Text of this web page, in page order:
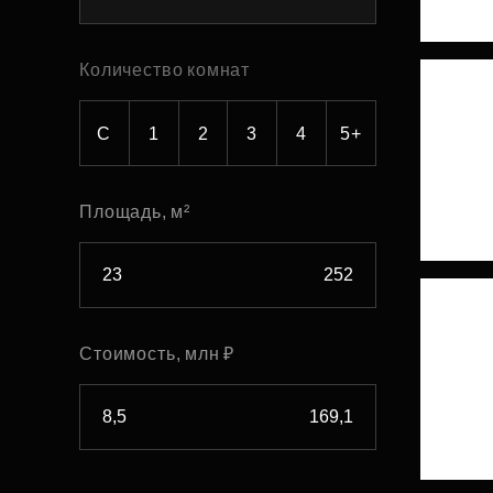
Рефинансирование
Количество комнат
С 1 2 3 4 5+
Площадь, м²
Стоимость, млн ₽